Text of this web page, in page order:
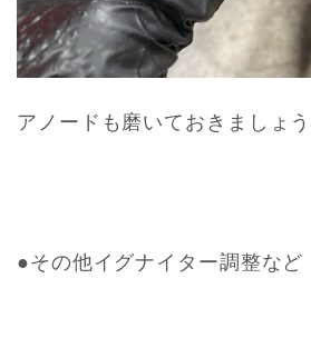
アノードも磨いておきましょう
●その他イグナイター調整など